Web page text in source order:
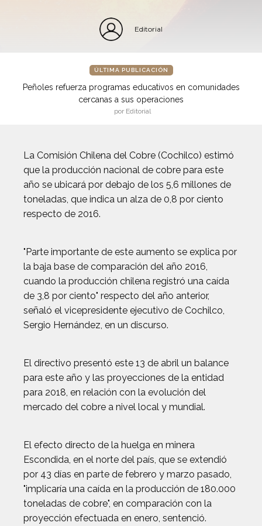
Editorial
ÚLTIMA PUBLICACIÓN
Peñoles refuerza programas educativos en comunidades
cercanas a sus operaciones
por Editorial
La Comisión Chilena del Cobre (Cochilco) estimó
que la producción nacional de cobre para este
año se ubicará por debajo de los 5,6 millones de
toneladas, que indica un alza de 0,8 por ciento
respecto de 2016.
"Parte importante de este aumento se explica por
la baja base de comparación del año 2016,
cuando la producción chilena registró una caída
de 3,8 por ciento" respecto del año anterior,
señaló el vicepresidente ejecutivo de Cochilco,
Sergio Hernández, en un discurso.
El directivo presentó este 13 de abril un balance
para este año y las proyecciones de la entidad
para 2018, en relación con la evolución del
mercado del cobre a nivel local y mundial.
El efecto directo de la huelga en minera
Escondida, en el norte del país, que se extendió
por 43 días en parte de febrero y marzo pasado,
"implicaría una caída en la producción de 180.000
toneladas de cobre", en comparación con la
proyección efectuada en enero, sentenció.